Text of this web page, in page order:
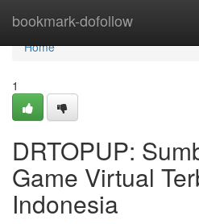
bookmark-dofollow
Home
Home
1
DRTOPUP:
Game Virtual
Indonesia